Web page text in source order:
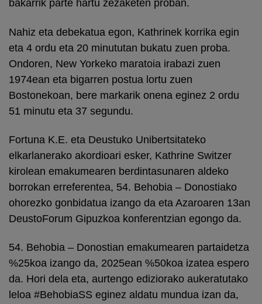
bakarrik parte hartu zezaketen proban.
Nahiz eta debekatua egon, Kathrinek korrika egin
eta 4 ordu eta 20 minututan bukatu zuen proba.
Ondoren, New Yorkeko maratoia irabazi zuen
1974ean eta bigarren postua lortu zuen
Bostonekoan, bere markarik onena eginez 2 ordu
51 minutu eta 37 segundu.
Fortuna K.E. eta Deustuko Unibertsitateko
elkarlanerako akordioari esker, Kathrine Switzer
kirolean emakumearen berdintasunaren aldeko
borrokan erreferentea, 54. Behobia – Donostiako
ohorezko gonbidatua izango da eta Azaroaren 13an
DeustoForum Gipuzkoa konferentzian egongo da.
54. Behobia – Donostian emakumearen partaidetza
%25koa izango da, 2025ean %50koa izatea espero
da. Hori dela eta, aurtengo ediziorako aukeratutako
leloa #BehobiaSS eginez aldatu mundua izan da,